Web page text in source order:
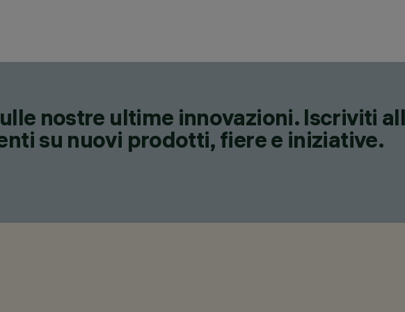
nostre ultime innovazioni. Iscriviti
su nuovi prodotti, fiere e iniziative.